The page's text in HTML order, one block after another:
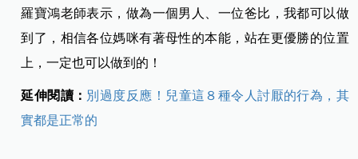
羅寶鴻老師表示，做為一個男人、一位爸比，我都可以做
到了，相信各位媽咪有著母性的本能，站在更優勝的位置
上，一定也可以做到的！
延伸閱讀： 別過度反應！兒童這８種令人討厭的行為，其
實都是正常的